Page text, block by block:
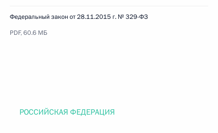
Федеральный закон от 28.11.2015 г. № 329-ФЗ
PDF, 60.6 МБ
РОССИЙСКАЯ ФЕДЕРАЦИЯ